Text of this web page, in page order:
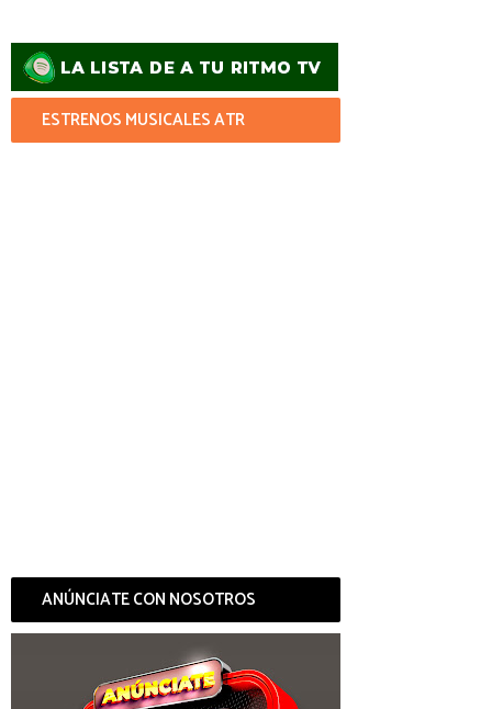
ESTRENOS MUSICALES ATR
ANÚNCIATE CON NOSOTROS